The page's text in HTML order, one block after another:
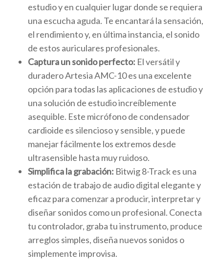
estudio y en cualquier lugar donde se requiera
una escucha aguda. Te encantará la sensación,
el rendimiento y, en última instancia, el sonido
de estos auriculares profesionales.
Captura un sonido perfecto: El versátil y
duradero Artesia AMC-10 es una excelente
opción para todas las aplicaciones de estudio y
una solución de estudio increíblemente
asequible. Este micrófono de condensador
cardioide es silencioso y sensible, y puede
manejar fácilmente los extremos desde
ultrasensible hasta muy ruidoso.
Simplifica la grabación: Bitwig 8-Track es una
estación de trabajo de audio digital elegante y
eficaz para comenzar a producir, interpretar y
diseñar sonidos como un profesional. Conecta
tu controlador, graba tu instrumento, produce
arreglos simples, diseña nuevos sonidos o
simplemente improvisa.